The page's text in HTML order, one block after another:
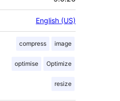
English (US)
compress image
optimise Optimize
resize